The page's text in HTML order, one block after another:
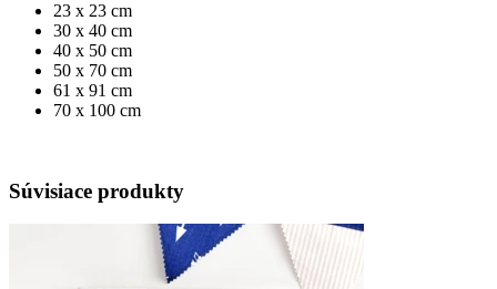
23 x 23 cm
30 x 40 cm
40 x 50 cm
50 x 70 cm
61 x 91 cm
70 x 100 cm
Súvisiace produkty